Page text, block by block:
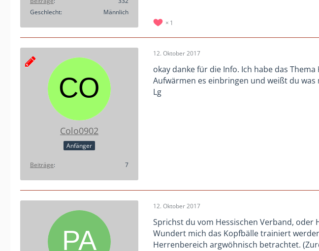
Geschlecht
Männlich
1
Colo0902
Anfänger
Beiträge 7
12. Oktober 2017
okay danke für die Info. Ich habe das
Aufwärmen es einbringen und weißt du
Lg
12. Oktober 2017
Sprichst du vom Hessischen Verband, oder
Wundert mich das Kopfbälle trainiert
Herrenbereich argwöhnisch betrachtet.